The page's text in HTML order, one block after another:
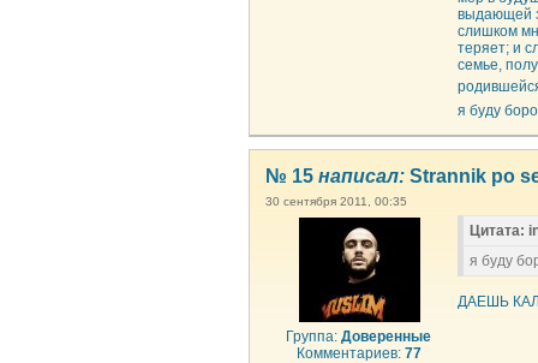
выдающей
слишком
теряет; и
семье,
я буду
№ 15 написал: Strannik po
30 сентября 2011, 00:35
Группа:Доверенные
Комментариев: 77
Цитата:
я буду
ДАЕШЬ